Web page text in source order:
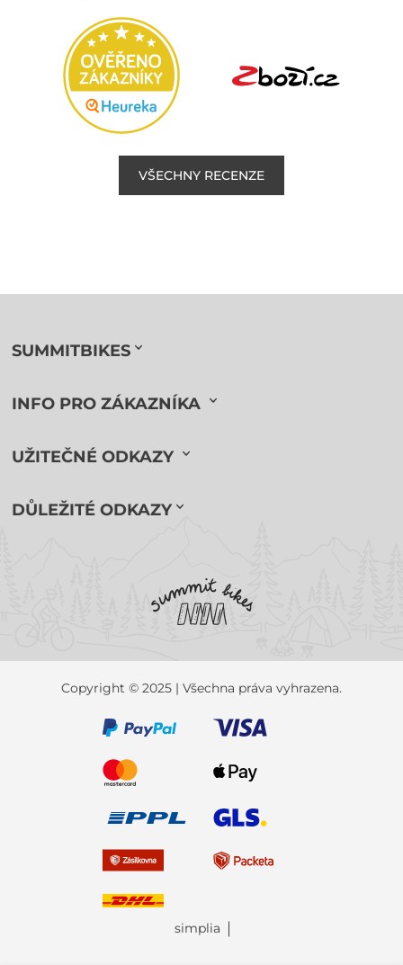
VŠECHNY RECENZE
SUMMITBIKES
INFO PRO ZÁKAZNÍKA
UŽITEČNÉ ODKAZY
DŮLEŽITÉ ODKAZY
Copyright © 2025 | Všechna práva vyhrazena.
simplia